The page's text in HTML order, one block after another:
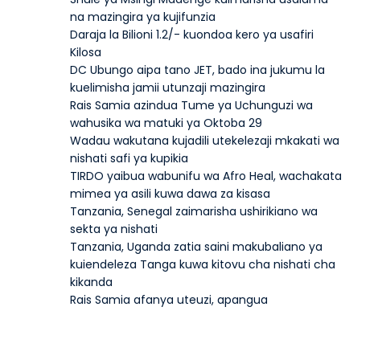
na mazingira ya kujifunzia
Daraja la Bilioni 1.2/- kuondoa kero ya usafiri
Kilosa
DC Ubungo aipa tano JET, bado ina jukumu la
kuelimisha jamii utunzaji mazingira
Rais Samia azindua Tume ya Uchunguzi wa
wahusika wa matuki ya Oktoba 29
Wadau wakutana kujadili utekelezaji mkakati wa
nishati safi ya kupikia
TIRDO yaibua wabunifu wa Afro Heal, wachakata
mimea ya asili kuwa dawa za kisasa
Tanzania, Senegal zaimarisha ushirikiano wa
sekta ya nishati
Tanzania, Uganda zatia saini makubaliano ya
kuiendeleza Tanga kuwa kitovu cha nishati cha
kikanda
Rais Samia afanya uteuzi, apangua